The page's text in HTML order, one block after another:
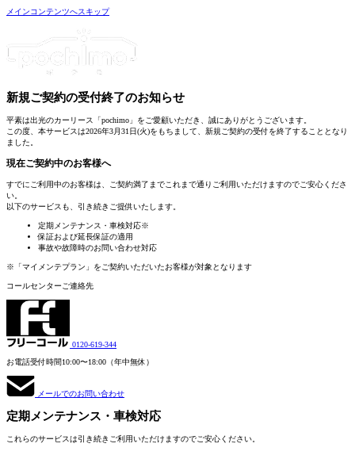
メインコンテンツへスキップ
新規ご契約の受付終了のお知らせ
平素は出光のカーリース「pochimo」をご愛顧いただき、誠にありがとうございます。
この度、本サービスは2026年3月31日(火)をもちまして、新規ご契約の受付を終了することとなり
ました。
現在ご契約中のお客様へ
すでにご利用中のお客様は、 ご契約満了までこれまで通りご利用いただけますのでご安心くださ
い。
以下のサービスも、引き続きご提供いたします。
定期メンテナンス・車検対応※
保証および延長保証の適用
事故や故障時のお問い合わせ対応
※「マイメンテプラン」をご契約いただいたお客様が対象となります
コールセンターご連絡先
0120-619-344
お電話受付時間10:00〜18:00（年中無休）
メールでのお問い合わせ
定期メンテナンス ・車検対応
これらのサービスは引き続きご利用いただけますのでご安心ください。